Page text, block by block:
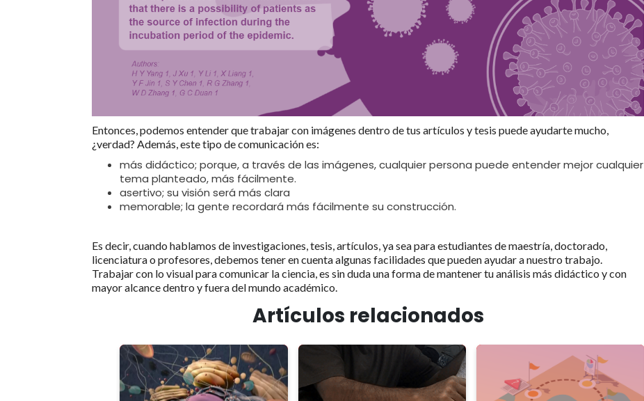
Entonces, podemos entender que trabajar con imágenes dentro de tus artículos y tesis puede ayudarte mucho,
¿verdad? Además, este tipo de comunicación es:
más didáctico; porque, a través de las imágenes, cualquier persona puede entender mejor cualquier
tema planteado, más fácilmente.
asertivo; su visión será más clara
memorable; la gente recordará más fácilmente su construcción.
Es decir, cuando hablamos de investigaciones, tesis, artículos, ya sea para estudiantes de maestría, doctorado,
licenciatura o profesores, debemos tener en cuenta algunas facilidades que pueden ayudar a nuestro trabajo.
Trabajar con lo visual para comunicar la ciencia, es sin duda una forma de mantener tu análisis más didáctico y con
mayor alcance dentro y fuera del mundo académico.
Artículos relacionados